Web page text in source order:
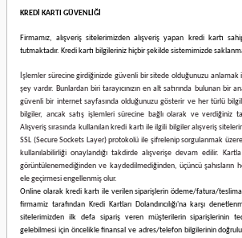
KREDİ KARTI GÜVENLİĞİ
Firmamız, alışveriş sitelerimizden alışveriş yapan kredi kartı
tutmaktadır. Kredi kartı bilgileriniz hiçbir şekilde sistemimizde
İşlemler sürecine girdiğinizde güvenli bir sitede olduğunuzu
şey vardır. Bunlardan biri tarayıcınızın en alt satırında bulunan bir
güvenli bir internet sayfasında olduğunuzu gösterir ve her türlü
bilgiler, ancak satış işlemleri sürecine bağlı olarak ve verdiğiniz
Alışveriş sırasında kullanılan kredi kartı ile ilgili bilgiler alışveriş
SSL (Secure Sockets Layer) protokolü ile şifrelenip sorgulanmak üzere
kullanılabilirliği onaylandığı takdirde alışverişe devam edilir.
görüntülenemediğinden ve kaydedilmediğinden, üçüncü şahısların
ele geçirmesi engellenmiş olur.
Online olarak kredi kartı ile verilen siparişlerin ödeme/fatura/
firmamiz tarafından Kredi Kartları Dolandırıcılığı'na karşı
sitelerimizden ilk defa sipariş veren müşterilerin siparişlerinin
gelebilmesi için öncelikle finansal ve adres/telefon bilgilerinin